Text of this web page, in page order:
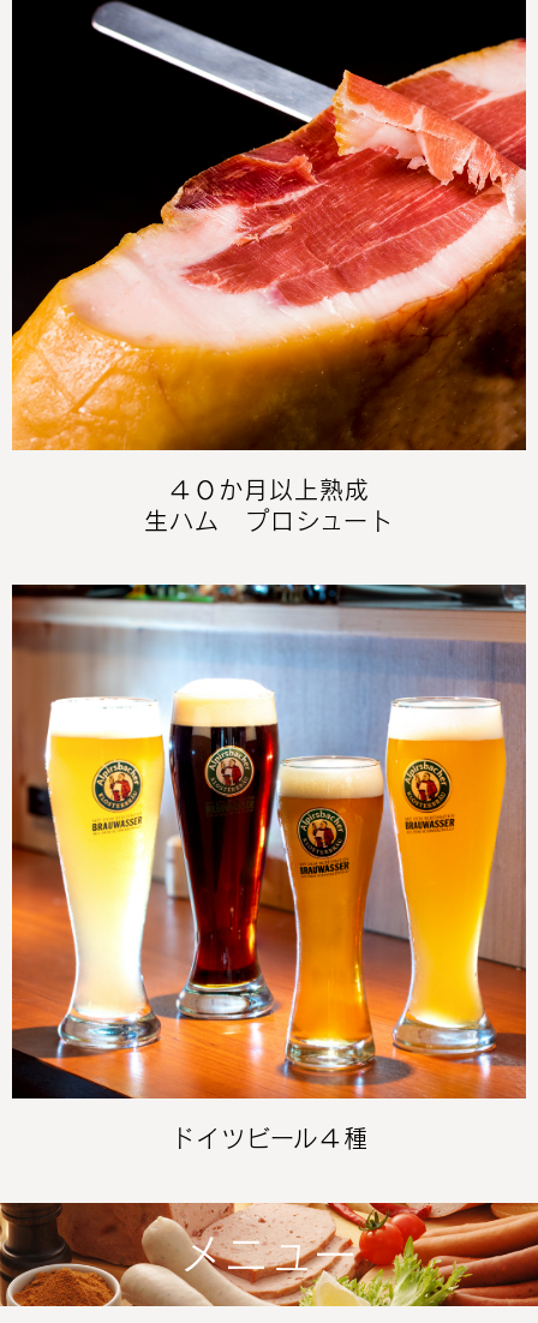
４０か月以上熟成
生ハム プロシュート
ドイツビール４種
メニュー